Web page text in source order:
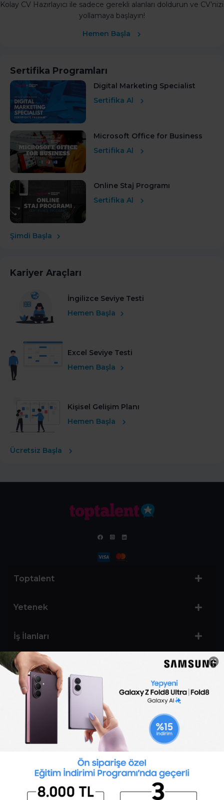
Kolay CV Hazırlayıcı ile sadece gerekli alanları doldurun ve CV’nizi
yollamaya başlayın!
Hemen Başla
Sertifika Programları
Digital Marketing Specialist
Sertifika Al
Microsoft Office for Business
Sertifika Al
Online Staj Programı
Sertifika Al
Şimdi Başla
Kariyer Araçları
İngilizce Seviye Testi
Hemen Başla
Excel Seviye Testi
Hemen Başla
Kişisel Gelişim Planı
Hemen Başla
Ücretsiz Başla
Toptalent
Yetenek
İş İlanları
Sertifika Programları
Yetenek Testleri